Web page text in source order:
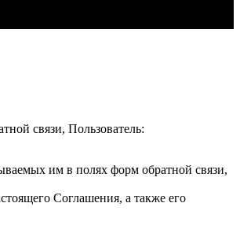
связи, Пользователь:
им в полях форм обратной связи,
Соглашения, а также его